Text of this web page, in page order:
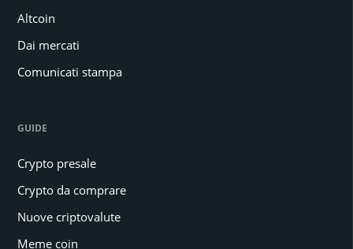
Altcoin
Dai mercati
Comunicati stampa
GUIDE
Crypto presale
Crypto da comprare
Nuove criptovalute
Meme coin